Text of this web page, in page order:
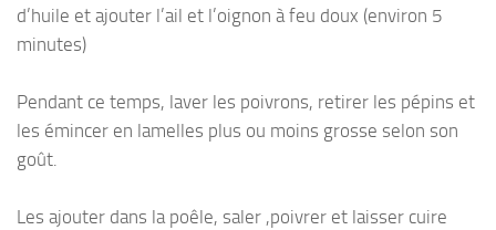
d’huile et ajouter l’ail et l’oignon à feu doux (environ 5
minutes)
Pendant ce temps, laver les poivrons, retirer les pépins et
les émincer en lamelles plus ou moins grosse selon son
goût.
Les ajouter dans la poêle, saler ,poivrer et laisser cuire